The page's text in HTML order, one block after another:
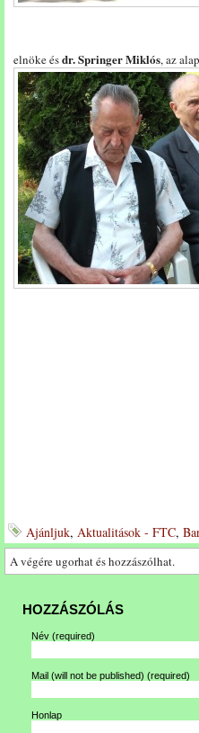
elnöke ésdr. Springer Miklós, az
Ajánljuk, Aktualitások - FTC,
A végére ugorhat és hozzászólhat.
HOZZÁSZÓLÁS
Név (required)
Mail (will not be published) (required)
Honlap